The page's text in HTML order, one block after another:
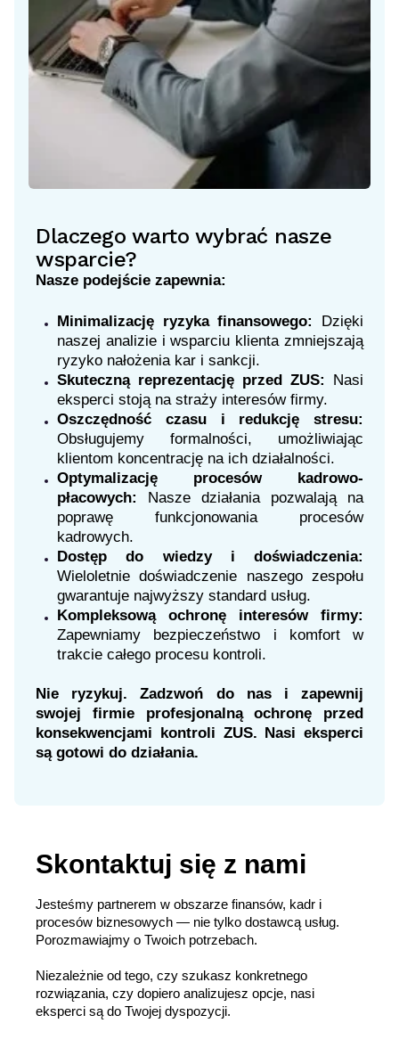
Dlaczego warto wybrać nasze
wsparcie?
Nasze podejście zapewnia:
Minimalizację ryzyka finansowego:
Dzięki
naszej analizie i wsparciu klienta zmniejszają
ryzyko nałożenia kar i sankcji.
Skuteczną reprezentację przed ZUS: Nasi
eksperci stoją na straży interesów firmy.
Oszczędność czasu i redukcję stresu:
Obsługujemy formalności, umożliwiając
klientom koncentrację na ich działalności.
Optymalizację procesów kadrowo-
płacowych: Nasze działania pozwalają na
poprawę funkcjonowania procesów
kadrowych.
Dostęp do wiedzy i doświadczenia:
Wieloletnie doświadczenie naszego zespołu
gwarantuje najwyższy standard usług.
Kompleksową ochronę interesów firmy:
Zapewniamy bezpieczeństwo i komfort w
trakcie całego procesu kontroli.
Nie ryzykuj. Zadzwoń do nas i zapewnij
swojej firmie profesjonalną ochronę przed
konsekwencjami kontroli ZUS. Nasi eksperci
są gotowi do działania.
Skontaktuj się z nami
Jesteśmy partnerem w obszarze finansów, kadr i
procesów biznesowych — nie tylko dostawcą usług.
Porozmawiajmy o Twoich potrzebach.
Niezależnie od tego, czy szukasz konkretnego
rozwiązania, czy dopiero analizujesz opcje, nasi
eksperci są do Twojej dyspozycji.